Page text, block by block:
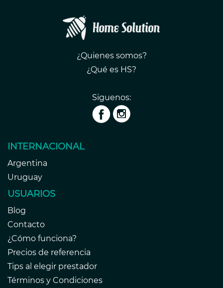
¿Quienes somos?
¿Qué es HS?
Siguenos:
INTERNACIONAL
Argentina
Uruguay
USUARIOS
Blog
Contacto
¿Cómo funciona?
Precios de referencia
Tips al elegir prestador
Términos y Condiciones